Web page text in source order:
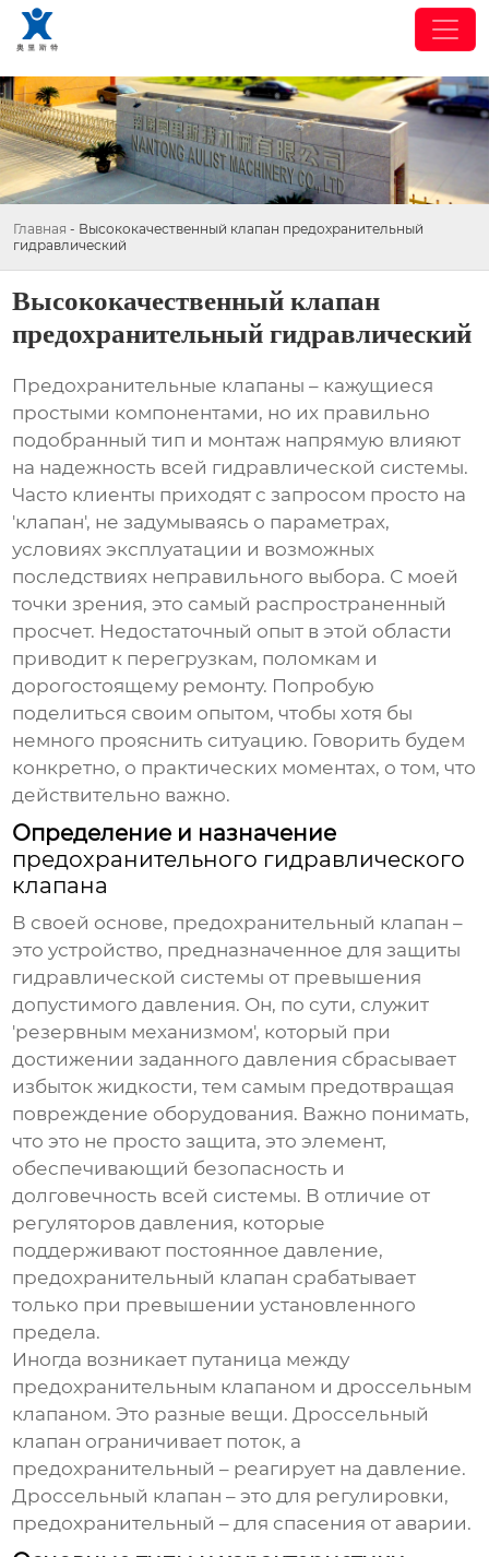
Главная - Высококачественный клапан предохранительный
гидравлический
Высококачественный клапан
предохранительный гидравлический
Предохранительные клапаны – кажущиеся
простыми компонентами, но их правильно
подобранный тип и монтаж напрямую влияют
на надежность всей гидравлической системы.
Часто клиенты приходят с запросом просто на
'клапан', не задумываясь о параметрах,
условиях эксплуатации и возможных
последствиях неправильного выбора. С моей
точки зрения, это самый распространенный
просчет. Недостаточный опыт в этой области
приводит к перегрузкам, поломкам и
дорогостоящему ремонту. Попробую
поделиться своим опытом, чтобы хотя бы
немного прояснить ситуацию. Говорить будем
конкретно, о практических моментах, о том, что
действительно важно.
Определение и назначение
предохранительного гидравлического
клапана
В своей основе, предохранительный клапан –
это устройство, предназначенное для защиты
гидравлической системы от превышения
допустимого давления. Он, по сути, служит
'резервным механизмом', который при
достижении заданного давления сбрасывает
избыток жидкости, тем самым предотвращая
повреждение оборудования. Важно понимать,
что это не просто защита, это элемент,
обеспечивающий безопасность и
долговечность всей системы. В отличие от
регуляторов давления, которые
поддерживают постоянное давление,
предохранительный клапан срабатывает
только при превышении установленного
предела.
Иногда возникает путаница между
предохранительным клапаном и дроссельным
клапаном. Это разные вещи. Дроссельный
клапан ограничивает поток, а
предохранительный – реагирует на давление.
Дроссельный клапан – это для регулировки,
предохранительный – для спасения от аварии.